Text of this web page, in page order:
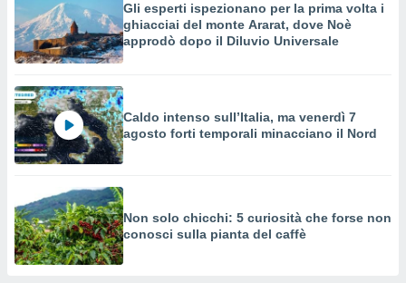
Gli esperti ispezionano per la prima volta i
ghiacciai del monte Ararat, dove Noè
approdò dopo il Diluvio Universale
Caldo intenso sull’Italia, ma venerdì 7
agosto forti temporali minacciano il Nord
Non solo chicchi: 5 curiosità che forse non
conosci sulla pianta del caffè